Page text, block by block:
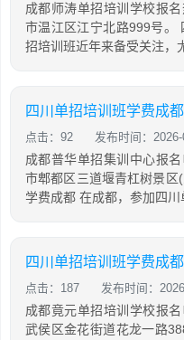
成都师涛单招培训学校报
市温江区江宁北路999号。
招培训班近年来备受关注，
四川单招培训班学费成
点击：92 发布时间：
成都普华单招集训中心报
市郫都区三道堰青杠树景
学费成都 在成都，参加四川
点击：187 发布时间：
成都竟元单招培训学校报
武侯区金花街道花龙一路